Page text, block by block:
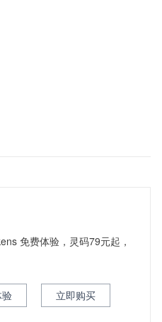
免费体验，灵码79元起，
立即购买